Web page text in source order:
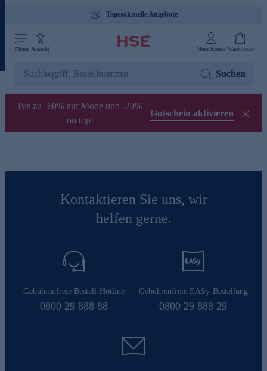
Tagesaktuelle Angebote
Menü Ansicht Mein Konto Warenkorb
Suchen
Bis zu -60% auf Mode und -20%
on top!
Gutschein aktivieren
Kontaktieren Sie uns, wir
helfen gerne.
Gebührenfreie Bestell-Hotline
0800 29 888 88
Gebührenfreie EASy-Bestellung
0800 29 888 29